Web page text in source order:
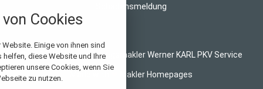
Schadensmeldung
© 2026 WK-Versicherungsmakler Werner KARL PKV Service
Makler Homepages
Cookies
Einige von ihnen sind
diese Website und Ihre
unsere Cookies, wenn Sie
zu nutzen.
alle verwendeten Cookies und
folgende Kategorien zu